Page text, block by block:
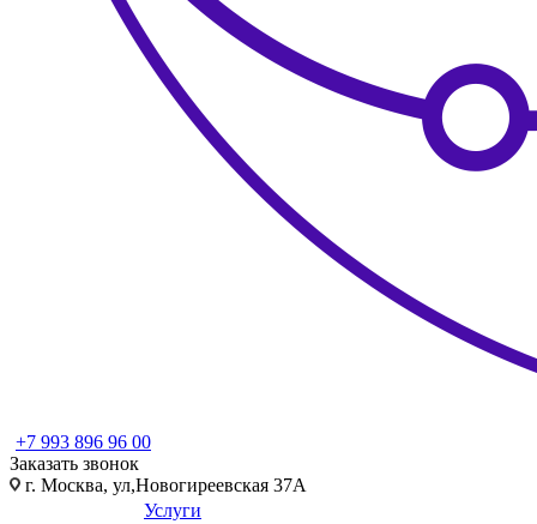
+7 993 896 96 00
Заказать звонок
г. Москва, ул,Новогиреевская 37А
Услуги